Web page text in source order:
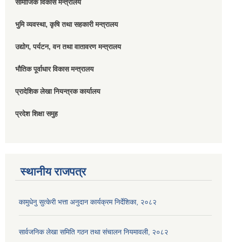
सामाजिक विकास मन्त्रालय
भुमि व्यवस्था, कृषि तथा सहकारी मन्त्रालय
उद्योग, पर्यटन, वन तथा वातावरण मन्त्रालय
भौतिक पूर्वाधार विकास मन्त्रालय
प्रादेशिक लेखा नियन्त्रक कार्यालय
प्रदेश शिक्षा समुह
स्थानीय राजपत्र
कामुधेनु सुत्केरी भत्ता अनुदान कार्यक्रम निर्देशिका, २०८२
सार्वजनिक लेखा समिति गठन तथा संचालन नियमावली, २०८२